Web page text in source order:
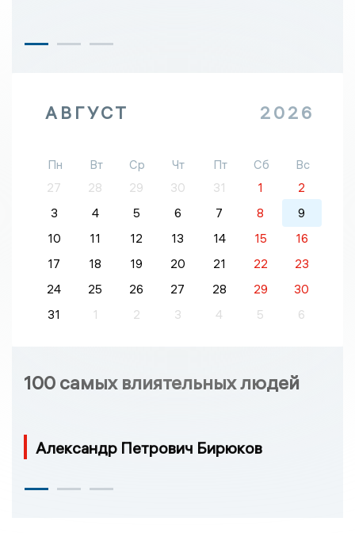
АВГУСТ 2026
Пн Вт Ср Чт Пт Сб
Вс
27
28 29 30 31 1
2
3
4 5 6 7 8
9
10
11 12 13 14 15
16
17
18 19 20 21 22
23
24
25 26 27 28 29
30
31
1 2 3 4 5 6
100 самых влиятельных людей
Александр Петрович Бирюков